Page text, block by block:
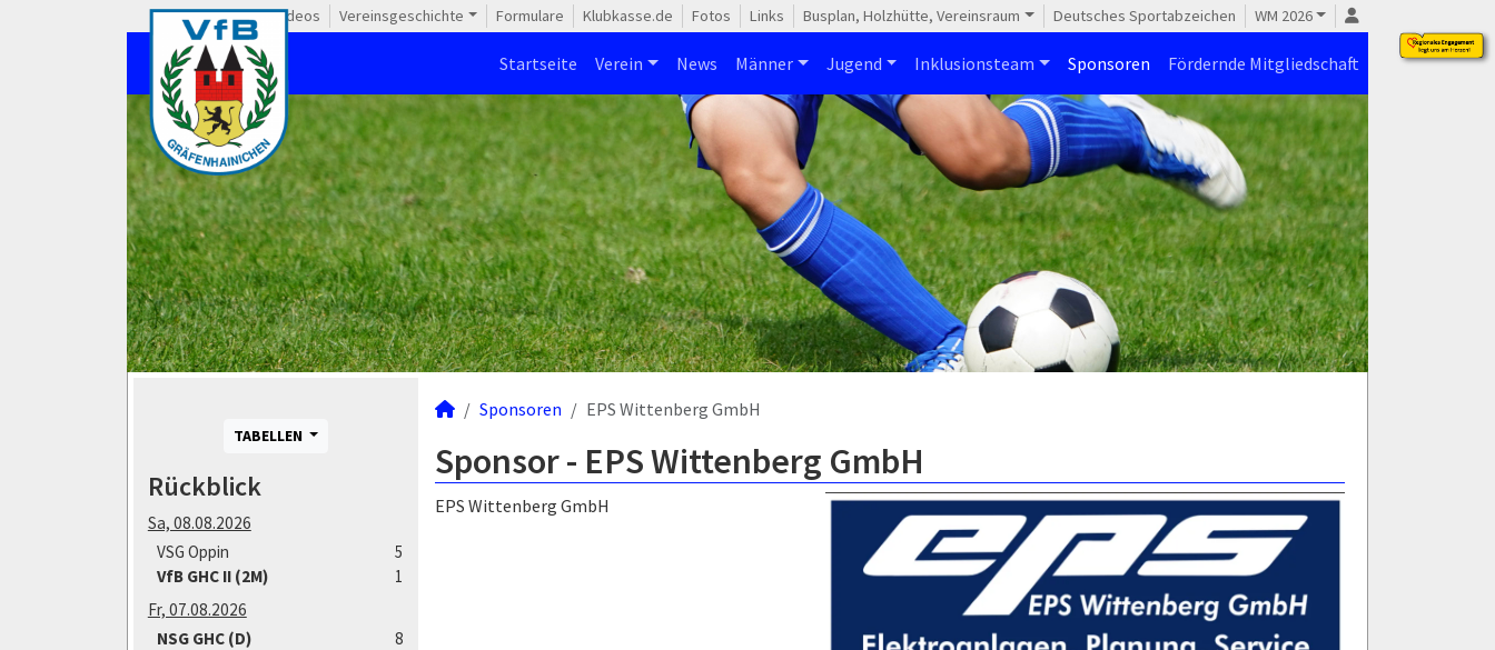
Videos Vereinsgeschichte Formulare Klubkasse.de Fotos Links Busplan, Holzhütte, Vereinsraum Deutsches Sportabzeichen WM 2026
Startseite Verein News Männer Jugend Inklusionsteam Sponsoren Fördernde Mitgliedschaft
TABELLEN
Rückblick
Sa, 08.08.2026
VSG Oppin
5
VfB GHC II (2M)
1
Fr, 07.08.2026
NSG GHC (D)
8
Sponsoren EPS Wittenberg GmbH
Sponsor - EPS Wittenberg GmbH
EPS Wittenberg GmbH